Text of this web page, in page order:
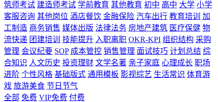
筑师考试 建造师考试 学前教育 其他教育 初中 高中 大学 小学
客服咨询 其他岗位 酒店餐饮 金融保险 汽车出行 教育培训
加
工制造 商务销售 媒体出版 法律法务 房地产建筑 医疗保健 物
流快递 团建培训 技能提升 入职离职 OKR-KPI 组织结构 采购
管理 会议纪要 SOP 成本管控 销售管理 面试技巧 计划总结 综
合知识 人文历史 投资理财 文学名著 亲子家庭 心理成长 职场
进阶 个性风格 基础版式 通用模板 影视综艺 生活常识 体育游
戏 旅游美食 节日节气
全部 免费 VIP免费 付费